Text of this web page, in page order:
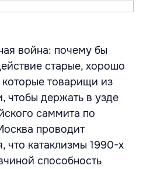
война: почему бы
старые, хорошо
товарищи из
чтобы держать в узде
саммита по
проводит
что катаклизмы 1990-х
способность